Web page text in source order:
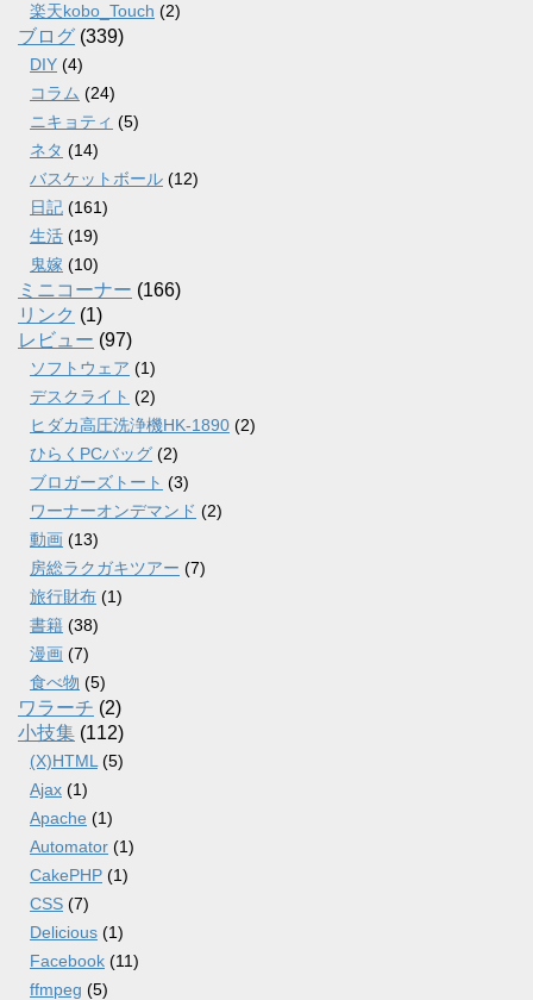
楽天kobo_Touch (2)
ブログ (339)
DIY (4)
コラム (24)
ニキョティ (5)
ネタ (14)
バスケットボール (12)
日記 (161)
生活 (19)
鬼嫁 (10)
ミニコーナー (166)
リンク (1)
レビュー (97)
ソフトウェア (1)
デスクライト (2)
ヒダカ高圧洗浄機HK-1890 (2)
ひらくPCバッグ (2)
ブロガーズトート (3)
ワーナーオンデマンド (2)
動画 (13)
房総ラクガキツアー (7)
旅行財布 (1)
書籍 (38)
漫画 (7)
食べ物 (5)
ワラーチ (2)
小技集 (112)
(X)HTML (5)
Ajax (1)
Apache (1)
Automator (1)
CakePHP (1)
CSS (7)
Delicious (1)
Facebook (11)
ffmpeg (5)